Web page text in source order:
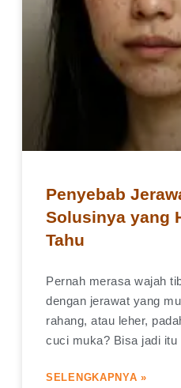
Penyebab
Solusinya yang
Tahu
Pernah merasa wajah
dengan jerawat yang
rahang, atau leher,
cuci muka? Bisa jadi itu
SELENGKAPNYA »